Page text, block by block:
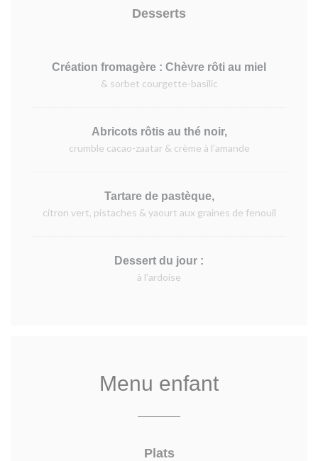
Desserts
Création fromagère : Chèvre rôti au miel
& sorbet courgette-basilic
Abricots rôtis au thé noir,
crumble cacao-zaatar & crème à l’amande
Tartare de pastèque,
citron vert, pistaches & yaourt aux graines de fenouil
Dessert du jour :
à l'ardoise
Menu enfant
Plats